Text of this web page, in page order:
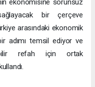
ekonomisine sorunsuz
bir çerçeve
arasındaki ekonomik
adımı temsil ediyor ve
refah için ortak